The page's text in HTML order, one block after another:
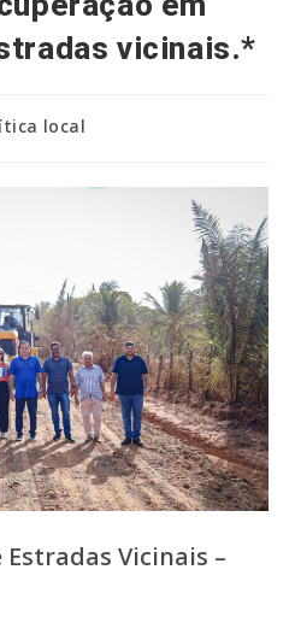
vicinais.*
local
Estradas Vicinais –